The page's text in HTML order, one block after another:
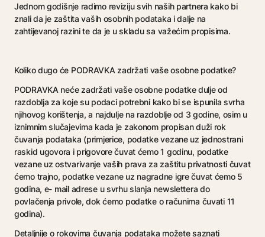
Jednom godišnje radimo reviziju svih naših partnera kako bi
znali da je zaštita vaših osobnih podataka i dalje na
zahtijevanoj razini te da je u skladu sa važećim propisima.
Koliko dugo će PODRAVKA zadržati vaše osobne podatke?
PODRAVKA neće zadržati vaše osobne podatke dulje od
razdoblja za koje su podaci potrebni kako bi se ispunila svrha
njihovog korištenja, a najdulje na razdoblje od 3 godine, osim u
iznimnim slučajevima kada je zakonom propisan duži rok
čuvanja podataka (primjerice, podatke vezane uz jednostrani
raskid ugovora i prigovore čuvat ćemo 1 godinu, podatke
vezane uz ostvarivanje vaših prava za zaštitu privatnosti čuvat
ćemo trajno, podatke vezane uz nagradne igre čuvat ćemo 5
godina, e- mail adrese u svrhu slanja newslettera do
povlačenja privole, dok ćemo podatke o računima čuvati 11
godina).
Detaljnije o rokovima čuvanja podataka možete saznati